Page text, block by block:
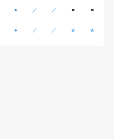
● ／ ／ ■ ■
● ／ ／ ★ ★